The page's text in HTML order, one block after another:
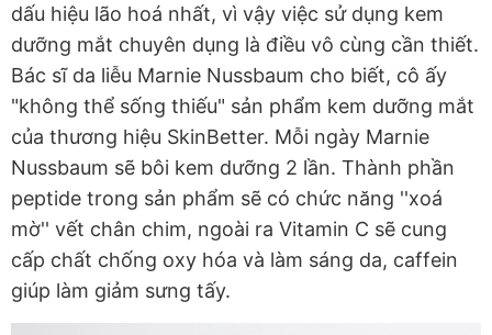
dấu hiệu lão hoá nhất, vì vậy việc sử dụng kem
dưỡng mắt chuyên dụng là điều vô cùng cần thiết.
Bác sĩ da liễu Marnie Nussbaum cho biết, cô ấy
"không thể sống thiếu" sản phẩm kem dưỡng mắt
của thương hiệu SkinBetter. Mỗi ngày Marnie
Nussbaum sẽ bôi kem dưỡng 2 lần. Thành phần
peptide trong sản phẩm sẽ có chức năng ''xoá
mờ'' vết chân chim, ngoài ra Vitamin C sẽ cung
cấp chất chống oxy hóa và làm sáng da, caffein
giúp làm giảm sưng tấy.